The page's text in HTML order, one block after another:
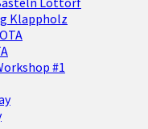
Klappholz
#1